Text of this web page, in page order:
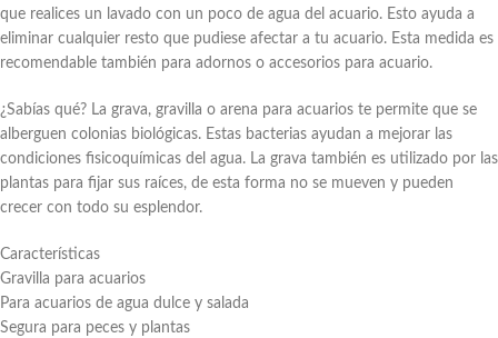
que realices un lavado con un poco de agua del acuario. Esto ayuda a
eliminar cualquier resto que pudiese afectar a tu acuario. Esta medida es
recomendable también para adornos o accesorios para acuario.
¿Sabías qué? La grava, gravilla o arena para acuarios te permite que se
alberguen colonias biológicas. Estas bacterias ayudan a mejorar las
condiciones fisicoquímicas del agua. La grava también es utilizado por las
plantas para fijar sus raíces, de esta forma no se mueven y pueden
crecer con todo su esplendor.
Características
Gravilla para acuarios
Para acuarios de agua dulce y salada
Segura para peces y plantas